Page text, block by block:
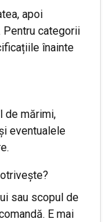
apoi
Pentru categorii
înainte
de mărimi,
eventualele
sau scopul de
E mai